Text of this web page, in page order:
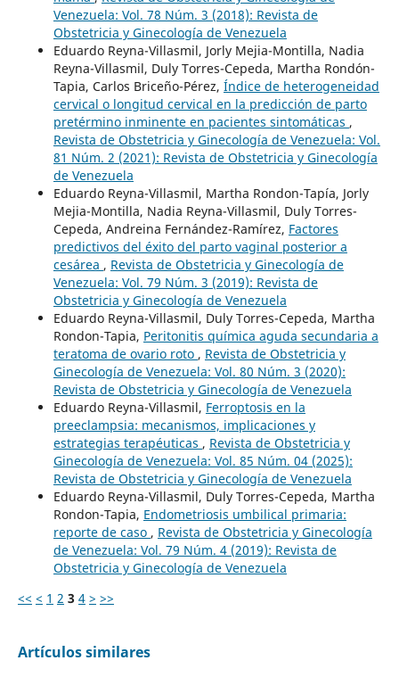
Venezuela: Vol. 78 Núm. 3 (2018): Revista de
Obstetricia y Ginecología de Venezuela
Eduardo Reyna-Villasmil, Jorly Mejia-Montilla, Nadia
Reyna-Villasmil, Duly Torres-Cepeda, Martha Rondón-
Tapia, Carlos Briceño-Pérez, Índice de heterogeneidad
cervical o longitud cervical en la predicción de parto
pretérmino inminente en pacientes sintomáticas ,
Revista de Obstetricia y Ginecología de Venezuela: Vol.
81 Núm. 2 (2021): Revista de Obstetricia y Ginecología
de Venezuela
Eduardo Reyna-Villasmil, Martha Rondon-Tapía, Jorly
Mejia-Montilla, Nadia Reyna-Villasmil, Duly Torres-
Cepeda, Andreina Fernández-Ramírez, Factores
predictivos del éxito del parto vaginal posterior a
cesárea , Revista de Obstetricia y Ginecología de
Venezuela: Vol. 79 Núm. 3 (2019): Revista de
Obstetricia y Ginecología de Venezuela
Eduardo Reyna-Villasmil, Duly Torres-Cepeda, Martha
Rondon-Tapia, Peritonitis química aguda secundaria a
teratoma de ovario roto , Revista de Obstetricia y
Ginecología de Venezuela: Vol. 80 Núm. 3 (2020):
Revista de Obstetricia y Ginecología de Venezuela
Eduardo Reyna-Villasmil, Ferroptosis en la
preeclampsia: mecanismos, implicaciones y
estrategias terapéuticas , Revista de Obstetricia y
Ginecología de Venezuela: Vol. 85 Núm. 04 (2025):
Revista de Obstetricia y Ginecología de Venezuela
Eduardo Reyna-Villasmil, Duly Torres-Cepeda, Martha
Rondon-Tapia, Endometriosis umbilical primaria:
reporte de caso , Revista de Obstetricia y Ginecología
de Venezuela: Vol. 79 Núm. 4 (2019): Revista de
Obstetricia y Ginecología de Venezuela
<< < 1 2 3 4 > >>
Artículos similares